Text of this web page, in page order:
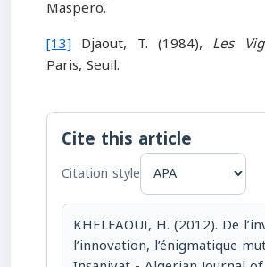
Maspero.
[13] Djaout, T. (1984), Les
Paris, Seuil.
Cite this article
Citation style
KHELFAOUI, H. (2012). De
l’innovation, l’énigmatique